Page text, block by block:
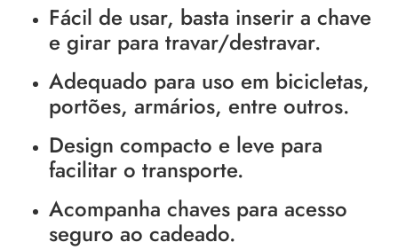
Fácil de usar, basta inserir a chave
e girar para travar/destravar.
Adequado para uso em bicicletas,
portões, armários, entre outros.
Design compacto e leve para
facilitar o transporte.
Acompanha chaves para acesso
seguro ao cadeado.